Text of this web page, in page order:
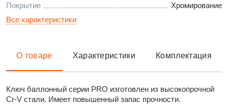
Покрытие
Хромирование
Все характеристики
О товаре Характеристики Комплектация
Ключ баллонный серии PRO изготовлен из высокопрочной
Cr-V стали. Имеет повышенный запас прочности.